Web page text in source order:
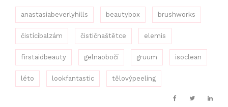
anastasiabeverlyhills beautybox brushworks
čistícíbalzám čističnaštětce elemis
firstaidbeauty gelnaobočí gruum isoclean
léto lookfantastic tělovýpeeling